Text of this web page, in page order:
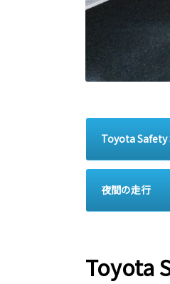
Toyota Safety
夜間の走行
Toyota